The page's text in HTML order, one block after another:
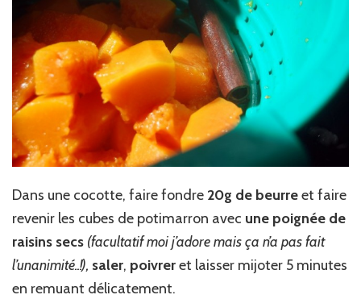
Dans une cocotte, faire fondre 20g de beurreet faire
revenir les cubes de potimarron avec une poignée de
raisins secs (facultatif moi j’adore mais ça n’a pas fait
l’unanimité..!), saler, poivreret laisser mijoter 5 minutes
en remuant délicatement.